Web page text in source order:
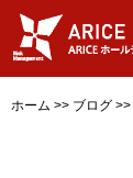
ホーム >> ブログ >>